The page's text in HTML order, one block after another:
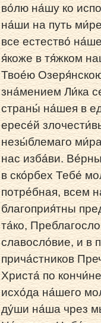
во́лю на́шу ко
на́ши на путь
все естество́
я́коже в тя́жком
Твое́ю
зна́мением Ли́ка
страны́ на́шея в
ересе́й
незы́блемаго
нас изба́ви.
в ско́рбех Тебе́
потре́бная, всем
благоприя́тны
та́ко,
славосло́вие, и в
прича́стников
Христа́ по
исхо́да на́шего
ду́ши на́ша чрез